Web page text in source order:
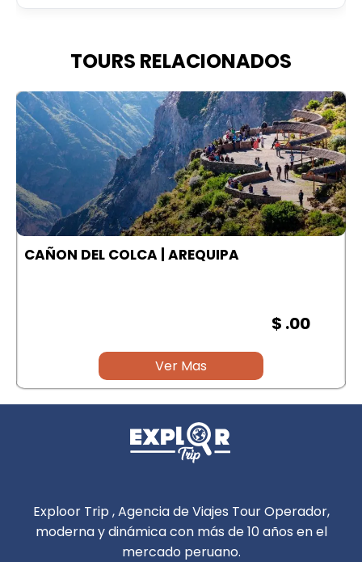
TOURS RELACIONADOS
CAÑON DEL COLCA | AREQUIPA
$ .00
Ver Mas
Exploor Trip , Agencia de Viajes Tour Operador,
moderna y dinámica con más de 10 años en el
mercado peruano.